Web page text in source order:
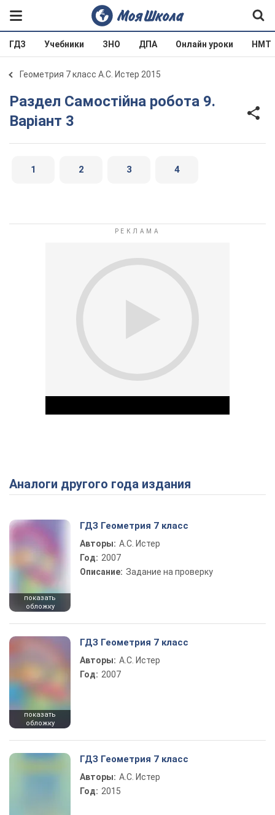
ГДЗ Учебники ЗНО ДПА Онлайн уроки НМТ
Геометрия 7 класс А.С. Истер 2015
Раздел Самостійна робота 9.
Варіант 3
1 2 3 4
Play Video
Аналоги другого года издания
показать
обложку
ГДЗ Геометрия 7 класс
Авторы: А.С. Истер
Год: 2007
Описание: Задание на проверку
показать
обложку
ГДЗ Геометрия 7 класс
Авторы: А.С. Истер
Год: 2007
ГДЗ Геометрия 7 класс
Авторы: А.С. Истер
Год: 2015